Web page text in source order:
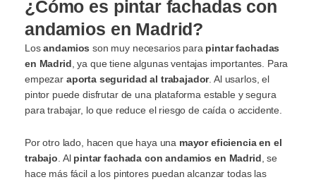
¿Cómo es pintar fachadas con
andamios en Madrid?
Losandamios son muy necesarios para pintar fachadas
en Madrid , ya que tiene algunas ventajas importantes. Para
empezar aporta seguridad al trabajador. Al usarlos, el
pintor puede disfrutar de una plataforma estable y segura
para trabajar, lo que reduce el riesgo de caída o accidente.
Por otro lado, hacen que haya una mayor eficiencia en el
trabajo. Al pintar fachada con andamios en Madrid, se
hace más fácil a los pintores puedan alcanzar todas las